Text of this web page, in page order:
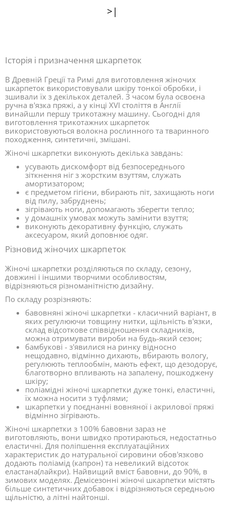
>|
Історія і призначення шкарпеток
В Древній Греції та Римі для виготовлення жіночих
шкарпеток використовували шкіру тонкої обробки, і
зшивали їх з декількох деталей. З часом була освоєна
ручна в'язка пряжі, а у кінці XVI століття в Англії
винайшли першу трикотажну машину. Сьогодні для
виготовлення трикотажних шкарпеток
використовуються волокна рослинного та тваринного
походження, синтетичні, змішані.
Жіночі шкарпетки виконують декілька завдань:
усувають дискомфорт від безпосереднього
зіткнення ніг з жорстким взуттям, служать
амортизатором;
є предметом гігієни, вбирають піт, захищають ноги
від пилу, забруднень;
зігрівають ноги, допомагають зберегти тепло;
у домашніх умовах можуть замінити взуття;
виконують декоративну функцію, служать
аксесуаром, який доповнює одяг.
Різновид жіночих шкарпеток
Жіночі шкарпетки розділяються по складу, сезону,
довжині і іншими творчими особливостям,
відрізняються різноманітністю дизайну.
По складу розрізняють:
бавовняні жіночі шкарпетки - класичний варіант, в
яких регулюючи товщину нитки, щільність в'язки,
склад відсоткове співвідношення складників,
можна отримувати вироби на будь-який сезон;
бамбукові - з'явилися на ринку відносно
нещодавно, відмінно дихають, вбирають вологу,
регулюють теплообмін, мають ефект, що дезодорує,
благотворно впливають на запалену, пошкоджену
шкіру;
поліамідні жіночі шкарпетки дуже тонкі, еластичні,
їх можна носити з туфлями;
шкарпетки у поєднанні вовняної і акрилової пряжі
відмінно зігрівають.
Жіночі шкарпетки з 100% бавовни зараз не
виготовляють, вони швидко протираються, недостатньо
еластичні. Для поліпшення експлуатаційних
характеристик до натуральної сировини обов'язково
додають поліамід (капрон) та невеликий відсоток
еластана(лайкри). Найвищий вміст бавовни, до 90%, в
зимових моделях. Демісезонні жіночі шкарпетки містять
більше синтетичних добавок і відрізняються середньою
щільністю, а літні найтонші.